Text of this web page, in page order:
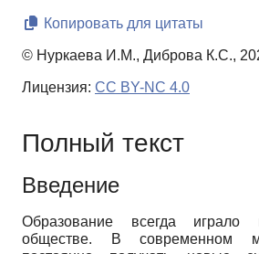
Копировать для цитаты
© Нуркаева И.М., Диброва К.С.,
Лицензия: CC BY-NC 4.0
Полный текст
Введение
Образование всегда
обществе. В современном